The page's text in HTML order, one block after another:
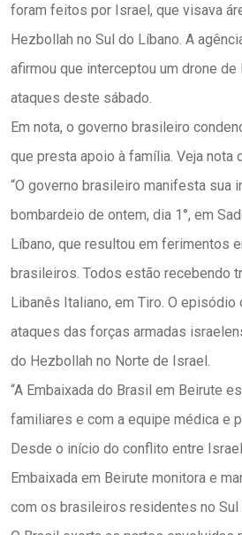
foram feitos por Israel, que visava
Hezbollah no Sul do Líbano. A
afirmou que interceptou um drone
ataques deste sábado.
Em nota, o governo brasileiro
que presta apoio à família. Veja nota
“O governo brasileiro manifesta sua
bombardeio de ontem, dia 1°, em
Líbano, que resultou em ferimentos
brasileiros. Todos estão recebendo
Libanês Italiano, em Tiro. O episódio
ataques das forças armadas
do Hezbollah no Norte de Israel.
“A Embaixada do Brasil em Beirute
familiares e com a equipe médica e
Desde o início do conflito entre
Embaixada em Beirute monitora e
com os brasileiros residentes no Sul